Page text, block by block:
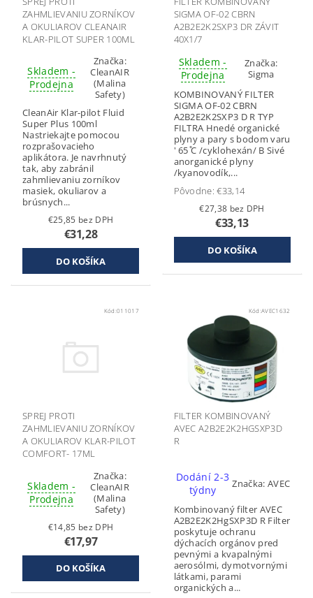
ZAHMLIEVANIU ZORNÍKOV
A OKULIAROV CLEANAIR
KLAR-PILOT SUPER 100ML
Skladem -
Prodejna
Značka:
CleanAIR
(Malina
Safety)
CleanAir Klar-pilot Fluid
Super Plus 100ml
Nastriekajte pomocou
rozprašovacieho
aplikátora. Je navrhnutý
tak, aby zabránil
zahmlievaniu zorníkov
masiek, okuliarov a
brúsnych...
€25,85 bez DPH
€31,28
SIGMA OF-02 CBRN
A2B2E2K2SXP3 DR ZÁVIT
40X1/7
Skladem -
Prodejna
Značka:
Sigma
KOMBINOVANÝ FILTER
SIGMA OF-02 CBRN
A2B2E2K2SXP3 D R TYP
FILTRA Hnedé organické
plyny a pary s bodom varu
' 65 ̊C /cyklohexán/ B Sivé
anorganické plyny
/kyanovodík,...
Pôvodne:€33,14
€27,38 bez DPH
€33,13
Kód:011017
SPREJ PROTI
ZAHMLIEVANIU ZORNÍKOV
A OKULIAROV KLAR-PILOT
COMFORT- 17ML
Skladem -
Prodejna
Značka:
CleanAIR
(Malina
Safety)
€14,85 bez DPH
€17,97
Kód:AVEC1632
FILTER KOMBINOVANÝ
AVEC A2B2E2K2HGSXP3D
R
Dodání 2-3
týdny
Značka: AVEC
Kombinovaný filter AVEC
A2B2E2K2HgSXP3D R Filter
poskytuje ochranu
dýchacích orgánov pred
pevnými a kvapalnými
aerosólmi, dymotvornými
látkami, parami
organických a...